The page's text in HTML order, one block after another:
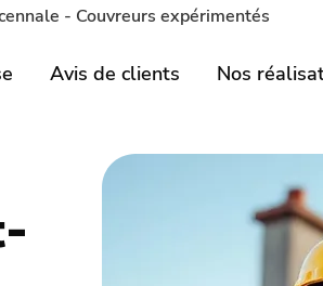
- Couvreurs expérimentés
Avis de clients Nos